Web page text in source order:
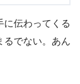
に伝わってくる
るでない。あん